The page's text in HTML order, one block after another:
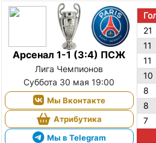
Арсенал 1-1 (3:4) ПСЖ
Лига Чемпионов
Суббота 30 мая 19:00
Мы Вконтакте
Атрибутика
Мы в Telegram
21
11
11
10
8
8
7